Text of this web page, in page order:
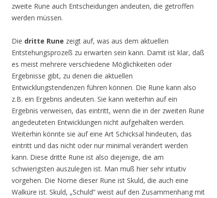
zweite Rune auch Entscheidungen andeuten, die getroffen
werden müssen.
Die dritte Rune zeigt auf, was aus dem aktuellen
Entstehungsprozeß zu erwarten sein kann. Damit ist klar, daß
es meist mehrere verschiedene Möglichkeiten oder
Ergebnisse gibt, zu denen die aktuellen
Entwicklungstendenzen führen können. Die Rune kann also
z.B. ein Ergebnis andeuten. Sie kann weiterhin auf ein
Ergebnis verweisen, das eintritt, wenn die in der zweiten Rune
angedeuteten Entwicklungen nicht aufgehalten werden.
Weiterhin könnte sie auf eine Art Schicksal hindeuten, das
eintritt und das nicht oder nur minimal verändert werden
kann. Diese dritte Rune ist also diejenige, die am
schwierigsten auszulegen ist. Man muß hier sehr intuitiv
vorgehen. Die Norne dieser Rune ist Skuld, die auch eine
Walküre ist. Skuld, „Schuld“ weist auf den Zusammenhang mit